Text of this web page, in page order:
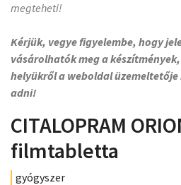
megteheti!
Kérjük, vegye figyelembe, hogy
vásárolhatók meg a
helyükről a weboldal
adni!
CITALOPRAM
filmtabletta
gyógyszer